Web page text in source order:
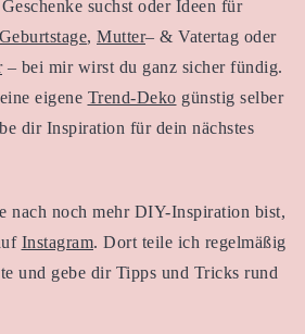
suchst oder Ideen für
Geburtstage, Mutter– & Vatertag oder
– bei mir wirst du ganz sicher fündig.
eigene Trend-Deko günstig selber
dir Inspiration für dein nächstes
nach noch mehr DIY-Inspiration bist,
Instagram. Dort teile ich regelmäßig
und gebe dir Tipps und Tricks rund